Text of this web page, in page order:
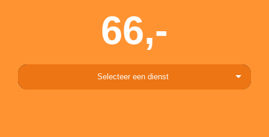
66,-
Selecteer een dienst